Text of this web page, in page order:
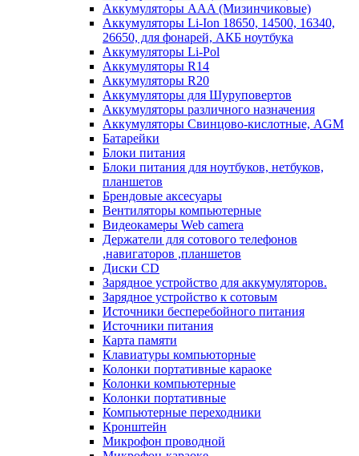
Аккумуляторы AAA (Мизинчиковые)
Аккумуляторы Li-Ion 18650, 14500, 16340,
26650, для фонарей, АКБ ноутбука
Аккумуляторы Li-Pol
Аккумуляторы R14
Аккумуляторы R20
Аккумуляторы для Шуруповертов
Аккумуляторы различного назначения
Аккумуляторы Свинцово-кислотные, AGM
Батарейки
Блоки питания
Блоки питания для ноутбуков, нетбуков,
планшетов
Брендовые аксесуары
Вентиляторы компьютерные
Видеокамеры Web camera
Держатели для сотового телефонов
,навигаторов ,планшетов
Диски CD
Зарядное устройство для аккумуляторов.
Зарядное устройство к сотовым
Источники бесперебойного питания
Источники питания
Карта памяти
Клавиатуры компьюторные
Колонки портативные караоке
Колонки компьютерные
Колонки портативные
Компьютерные переходники
Кронштейн
Микрофон проводной